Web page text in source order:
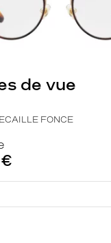
de vue
FONCE